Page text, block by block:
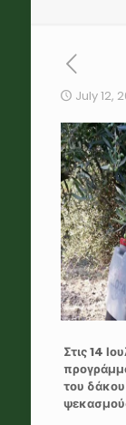
July 12,
Στις 14
του